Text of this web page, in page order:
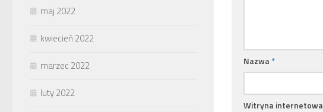
Nazwa *
Witryna internetowa
maj 2022
kwiecień 2022
marzec 2022
luty 2022